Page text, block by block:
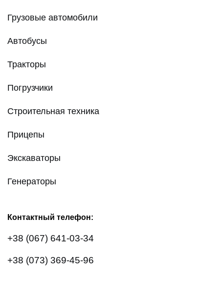
Грузовые автомобили
Автобусы
Тракторы
Погрузчики
Строительная техника
Прицепы
Экскаваторы
Генераторы
Контактный телефон:
+38 (067) 641-03-34
+38 (073) 369-45-96